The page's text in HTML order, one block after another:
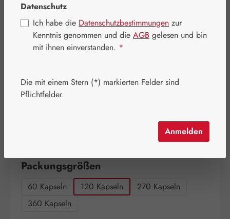
Regulärer Preis:
60,70 €
Inhalt:0.073 Kilogramm
Packungsgrößen
60 Kapseln 120 Kapseln
270 Kapseln
360 Kapseln
Datenschutz
Ich habe die Datenschutzbestimmungen zur
Kenntnis genommen und die AGB gelesen und bin
mit ihnen einverstanden. *
Die mit einem Stern (*) markierten Felder sind
Pflichtfelder.
Anmelden